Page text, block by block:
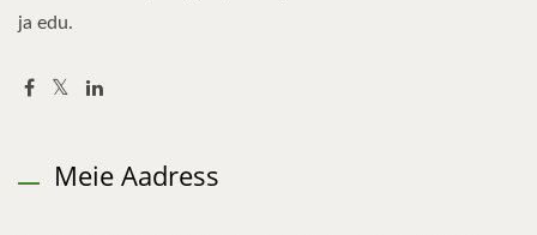
ja edu.
Meie Aadress